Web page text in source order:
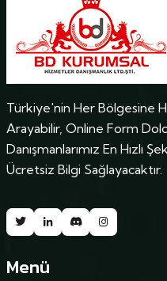
Türkiye'nin Her Bölgesine
Arayabilir, Online Form
Danışmanlarımız En Hızlı
Ücretsiz Bilgi Sağlayacaktır.
Menü